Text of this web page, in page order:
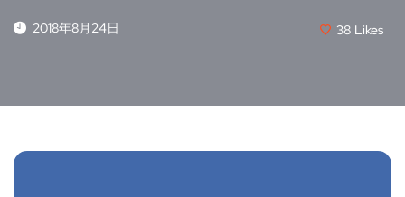
2018年8月24日 38 Likes